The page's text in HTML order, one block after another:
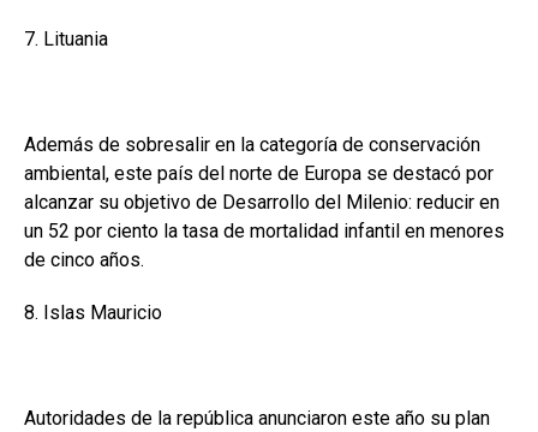
7. Lituania
Además de sobresalir en la categoría de conservación
ambiental, este país del norte de Europa se destacó por
alcanzar su objetivo de Desarrollo del Milenio: reducir en
un 52 por ciento la tasa de mortalidad infantil en menores
de cinco años.
8. Islas Mauricio
Autoridades de la república anunciaron este año su plan